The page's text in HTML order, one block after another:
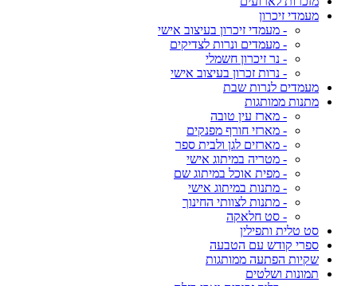
מעמדי זיכרון
- מעמדי זיכרון בעיצוב אישי
- מעמדים ונרות לצדיקים
- נר זיכרון חשמלי
- נרות זכרון בעיצוב אישי
מעמדים לנרות שבת
מתנות ממותגות
- מארז עין טובה
- מארזי חורף מפנקים
- מארזים לגן ולבית ספר
- מטריה במיתוג אישי
- מפית אוכל במיתוג שם
- מתנות במיתוג אישי
- מתנות לצוותי החינוך
- סט חלאקה
סט טלית ותפילין
ספרי קודש עם הטבעה
שקיות הפתעה ממותגות
תמונות ושלטים